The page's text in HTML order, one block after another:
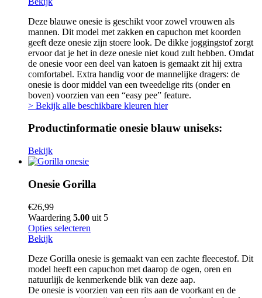
Deze blauwe onesie is geschikt voor zowel vrouwen als
mannen. Dit model met zakken en capuchon met koorden
geeft deze onesie zijn stoere look. De dikke joggingstof zorgt
ervoor dat je het in deze onesie niet koud zult hebben. Omdat
de onesie voor een deel van katoen is gemaakt zit hij extra
comfortabel. Extra handig voor de mannelijke dragers: de
onesie is door middel van een tweedelige rits (onder en
boven) voorzien van een “easy pee” feature.
> Bekijk alle beschikbare kleuren hier
Productinformatie onesie blauw uniseks:
Bekijk
Onesie Gorilla
€26,99
Waardering 5.00 uit 5
Opties selecteren
Bekijk
Deze Gorilla onesie is gemaakt van een zachte fleecestof. Dit
model heeft een capuchon met daarop de ogen, oren en
natuurlijk de kenmerkende blik van deze aap.
De onesie is voorzien van een rits aan de voorkant en de